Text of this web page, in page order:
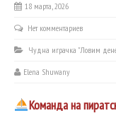
18 марта, 2026
Нет комментариев
Чудна играчка "Ловим
Elena Shuwany
Команда на